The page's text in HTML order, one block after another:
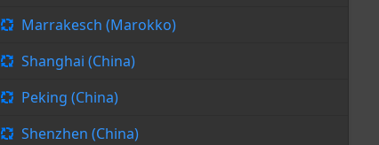
Marrakesch (Marokko)
Shanghai (China)
Peking (China)
Shenzhen (China)